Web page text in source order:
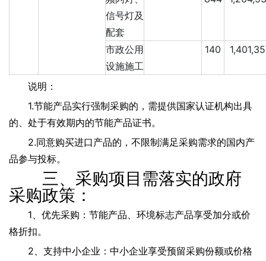
信号灯及
配套
市政公用
设施施工
140
说明：
1.节能产品实行强制采购的，需提供国家认证机构出具
的、处于有效期内的节能产品证书。
2.同意购买进口产品的，不限制满足采购需求的国内产
品参与投标。
三、采购项目需落实的政府
采购政策：
1、优先采购：节能产品、环境标志产品享受加分或价
格折扣。
2、支持中小企业：中小企业享受预留采购份额或价格